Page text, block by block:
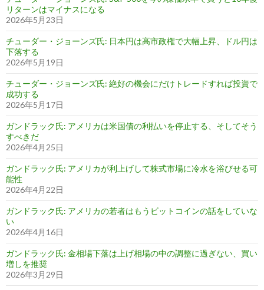
リターンはマイナスになる
2026年5月23日
チューダー・ジョーンズ氏: 日本円は高市政権で大幅上昇、ドル円は
下落する
2026年5月19日
チューダー・ジョーンズ氏: 絶好の機会にだけトレードすれば投資で
成功する
2026年5月17日
ガンドラック氏: アメリカは米国債の利払いを停止する、そしてそう
すべきだ
2026年4月25日
ガンドラック氏: アメリカが利上げして株式市場に冷水を浴びせる可
能性
2026年4月22日
ガンドラック氏: アメリカの若者はもうビットコインの話をしていな
い
2026年4月16日
ガンドラック氏: 金相場下落は上げ相場の中の調整に過ぎない、買い
増しを推奨
2026年3月29日